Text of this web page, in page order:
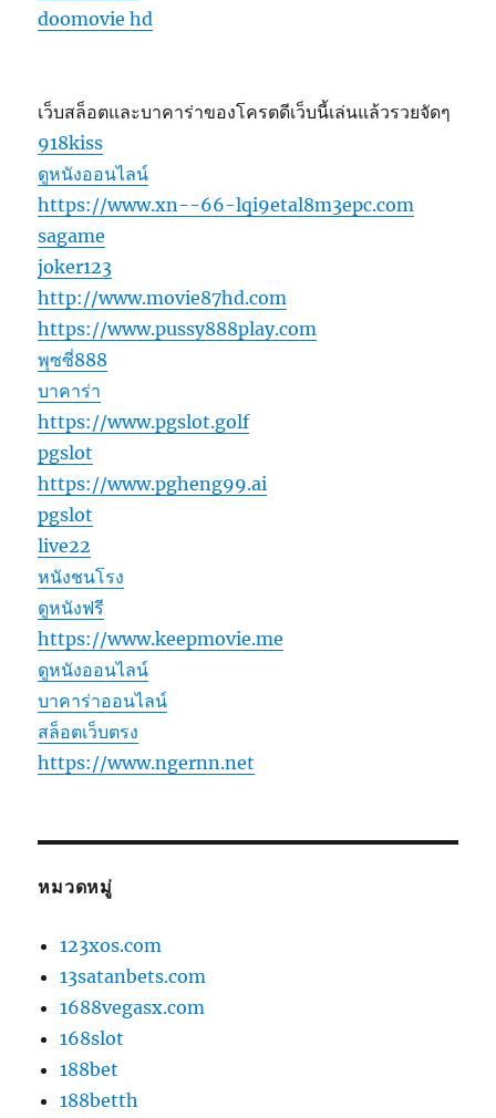
doomovie hd
เว็บสล็อตและบาคาร่าของโครตดีเว็บนี้เล่นแล้วรวยจัดๆ
918kiss
ดูหนังออนไลน์
https://www.xn--66-lqi9etal8m3epc.com
sagame
joker123
http://www.movie87hd.com
https://www.pussy888play.com
พุซซี่888
บาคาร่า
https://www.pgslot.golf
pgslot
https://www.pgheng99.ai
pgslot
live22
หนังชนโรง
ดูหนังฟรี
https://www.keepmovie.me
ดูหนังออนไลน์
บาคาร่าออนไลน์
สล็อตเว็บตรง
https://www.ngernn.net
หมวดหมู่
123xos.com
13satanbets.com
1688vegasx.com
168slot
188bet
188betth